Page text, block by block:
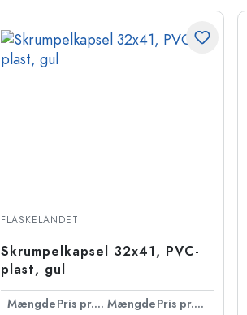
FLASKELANDET
Skrumpelkapsel 32x41, PVC-
plast, gul
Mængde Pris pr. stk. Mængde
Pris pr. stk.